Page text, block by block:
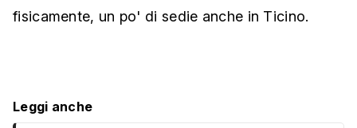
fisicamente, un po' di sedie anche in Ticino.
Leggi anche